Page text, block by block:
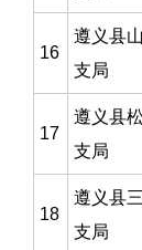
16
遵义县
支局
17
遵义县
支局
18
遵义县
支局